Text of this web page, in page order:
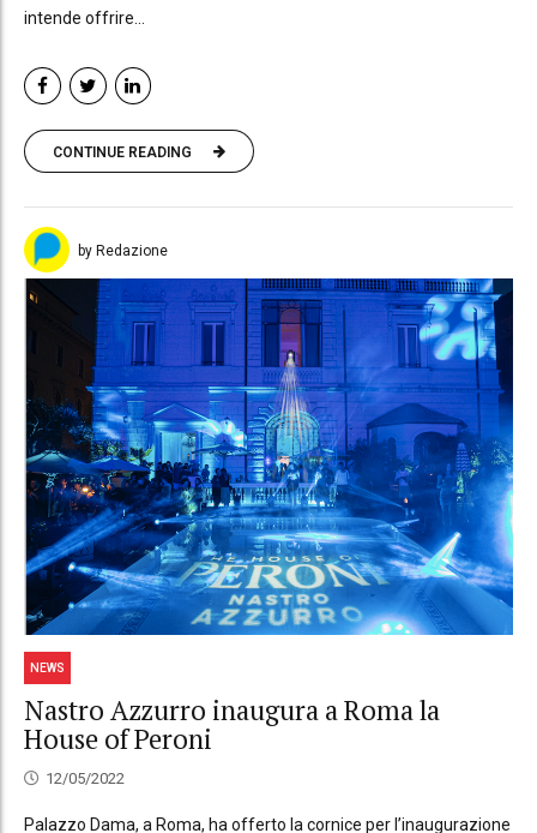
intende offrire...
CONTINUE READING
by Redazione
NEWS
Nastro Azzurro inaugura a Roma la
House of Peroni
12/05/2022
Palazzo Dama, a Roma, ha offerto la cornice per l’inaugurazione